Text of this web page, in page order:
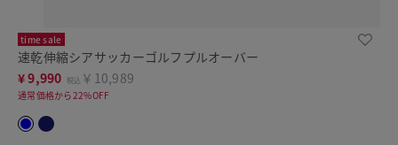
time sale
速乾伸縮シアサッカーゴルフプルオーバー
¥9,990 税込 ￥10,989
通常価格から22%OFF